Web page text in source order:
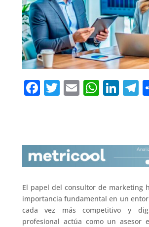
F
b
o
o
k
T
r
E W
A
p
p
Li
dI
n
T
a
El papel del consultor de marketing
importancia fundamental en un
cada vez más competitivo y
profesional actúa como un asesor